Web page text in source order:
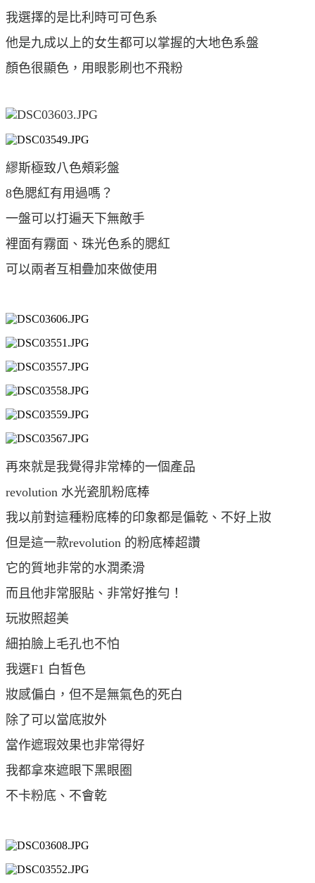
我選擇的是比利時可可色系
他是九成以上的女生都可以掌握的大地色系盤
顏色很顯色，用眼影刷也不飛粉
繆斯極致八色頰彩盤
8色腮紅有用過嗎？
一盤可以打遍天下無敵手
裡面有霧面、珠光色系的腮紅
可以兩者互相疊加來做使用
再來就是我覺得非常棒的一個產品
revolution 水光瓷肌粉底棒
我以前對這種粉底棒的印象都是偏乾、不好上妝
但是這一款revolution 的粉底棒超讚
它的質地非常的水潤柔滑
而且他非常服貼、非常好推勻！
玩妝照超美
細拍臉上毛孔也不怕
我選F1 白皙色
妝感偏白，但不是無氣色的死白
除了可以當底妝外
當作遮瑕效果也非常得好
我都拿來遮眼下黑眼圈
不卡粉底、不會乾